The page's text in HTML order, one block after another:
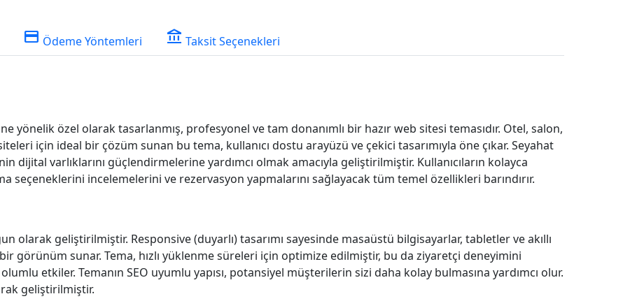
credit_card Ödeme Yöntemleri account_balance Taksit Seçenekleri
yönelik özel olarak tasarlanmış, profesyonel ve tam donanımlı bir hazır web sitesi temasıdır. Otel, salon,
için ideal bir çözüm sunan bu tema, kullanıcı dostu arayüzü ve çekici tasarımıyla öne çıkar. Seyahat
varlıklarını güçlendirmelerine yardımcı olmak amacıyla geliştirilmiştir. Kullanıcıların kolayca
seçeneklerini incelemelerini ve rezervasyon yapmalarını sağlayacak tüm temel özellikleri barındırır.
olarak geliştirilmiştir. Responsive (duyarlı) tasarımı sayesinde masaüstü bilgisayarlar, tabletler ve akıllı
görünüm sunar. Tema, hızlı yüklenme süreleri için optimize edilmiştir, bu da ziyaretçi deneyimini
etkiler. Temanın SEO uyumlu yapısı, potansiyel müşterilerin sizi daha kolay bulmasına yardımcı olur.
geliştirilmiştir.